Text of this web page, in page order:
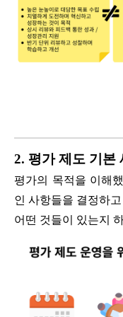
2. 평가 제도 기본
평가의 목적을 이해
인 사항들을 결정하
어떤 것들이 있는지